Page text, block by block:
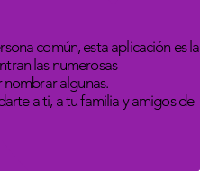
común, esta aplicación es la
las numerosas
nombrar algunas.
a ti, a tu familia y amigos de